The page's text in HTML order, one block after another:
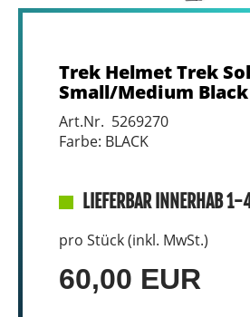
Trek Helmet Trek
Small/Medium Black
Art.Nr. 5269270
Farbe: BLACK
LIEFERBAR INNERHAB 1-
pro Stück (inkl. MwSt.)
60,00 EUR